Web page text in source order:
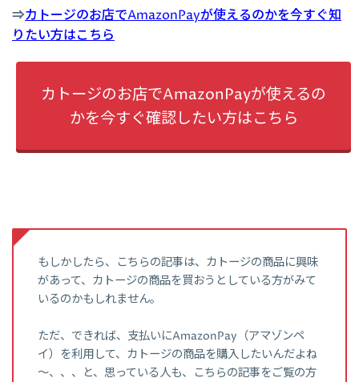
⇒カトージのお店でAmazonPayが使えるのかを今すぐ知
りたい方はこちら
カトージのお店でAmazonPayが使えるの
かを今すぐ確認したい方はこちら
もしかしたら、こちらの記事は、カトージの商品に興味
があって、カトージの商品を買おうとしている方がみて
いるのかもしれません。
ただ、できれば、支払いにAmazonPay（アマゾンペ
イ）を利用して、カトージの商品を購入したいんだよね
～、、、と、思っている人も、こちらの記事をご覧の方